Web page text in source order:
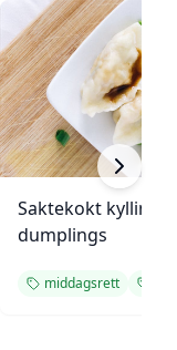
Saktekokt kylling
dumplings
middagsrett